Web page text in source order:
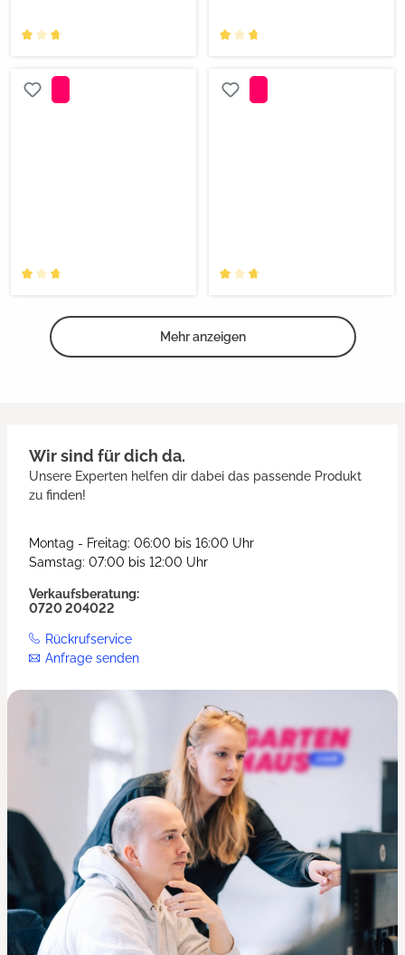
Mehr anzeigen
Wir sind für dich da.
Unsere Experten helfen dir dabei das passende Produkt
zu finden!
Montag - Freitag: 06:00 bis 16:00 Uhr
Samstag: 07:00 bis 12:00 Uhr
Verkaufsberatung:
0720 204022
Rückrufservice
Anfrage senden